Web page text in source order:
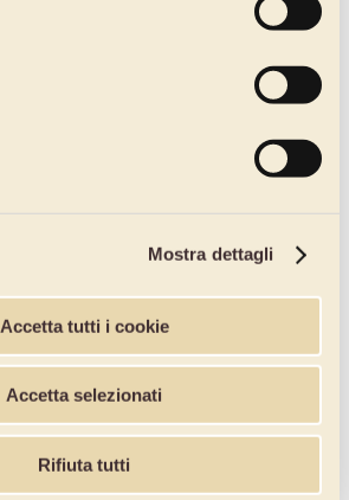
Mostra dettagli
Accetta tutti i cookie
Accetta selezionati
Rifiuta tutti